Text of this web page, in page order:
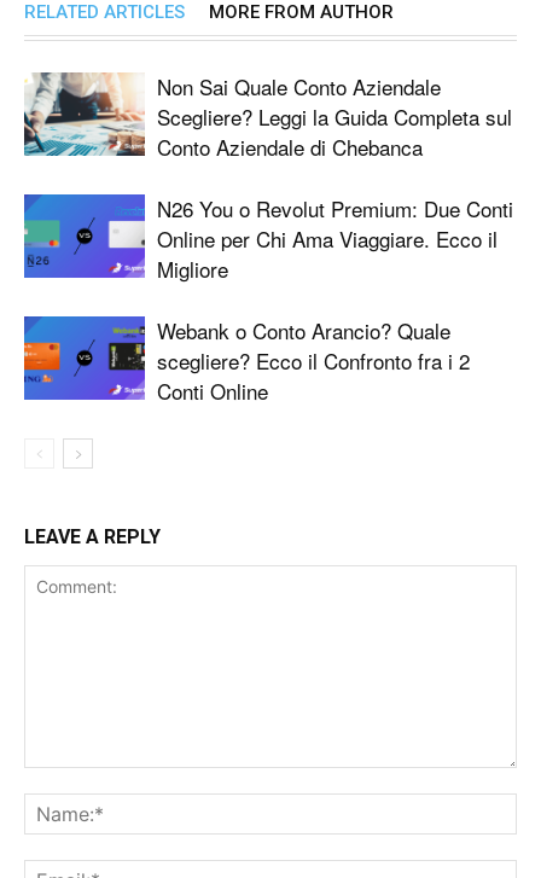
RELATED ARTICLES MORE FROM AUTHOR
Non Sai Quale Conto Aziendale
Scegliere? Leggi la Guida Completa sul
Conto Aziendale di Chebanca
N26 You o Revolut Premium: Due Conti
Online per Chi Ama Viaggiare. Ecco il
Migliore
Webank o Conto Arancio? Quale
scegliere? Ecco il Confronto fra i 2
Conti Online
LEAVE A REPLY